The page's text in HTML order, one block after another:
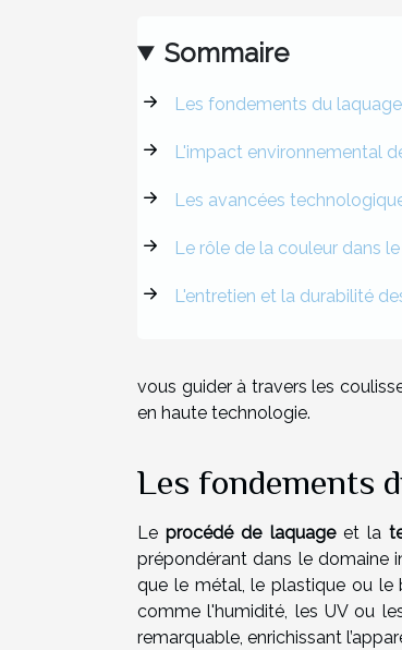
Sommaire
Les fondements du
L'impact environnemental
Les avancées
Le rôle de la couleur dans
L'entretien et la durabilité
vous guider à travers les
en haute technologie.
Les fondements
Leprocédé de laquageet la
prépondérant dans le domaine
que le métal, le plastique ou le
comme l'humidité, les UV ou
remarquable, enrichissant